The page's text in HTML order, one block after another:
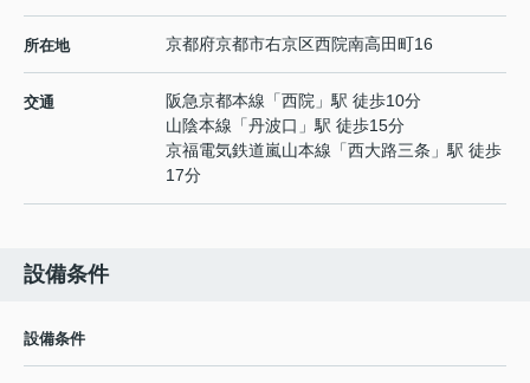
所在地 京都府京都市右京区西院南高田町16
交通 阪急京都本線 「西院 」駅 徒歩10分
山陰本線 「丹波口 」駅 徒歩15分
京福電気鉄道嵐山本線 「西大路三条 」駅 徒歩
17分
設備条件
設備条件